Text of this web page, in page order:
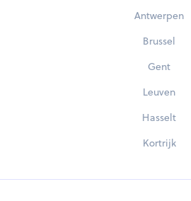
Antwerpen
Brussel
Gent
Leuven
Hasselt
Kortrijk